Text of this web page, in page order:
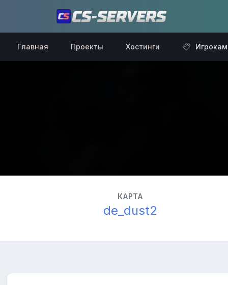
Главная Проекты Хостинги Игрокам
КАРТА
de_dust2